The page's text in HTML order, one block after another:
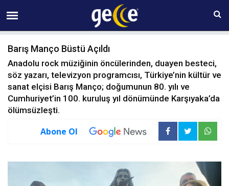
09 AĞUSTOS Pazar 14:43
Barış Manço Büstü Açıldı
Anadolu rock müziğinin öncülerinden, duayen besteci,
söz yazarı, televizyon programcısı, Türkiye’nin kültür ve
sanat elçisi Barış Manço; doğumunun 80. yılı ve
Cumhuriyet’in 100. kuruluş yıl dönümünde Karşıyaka’da
ölümsüzleşti.
Abone Ol